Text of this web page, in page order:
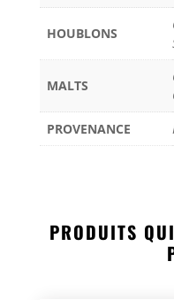
HOUBLONS
MALTS
PROVENANCE
PRODUITS